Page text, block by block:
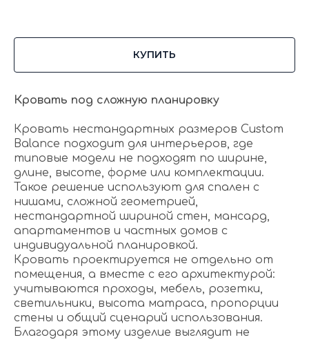
КУПИТЬ
Кровать под сложную планировку
Кровать нестандартных размеров Custom
Balance подходит для интерьеров, где
типовые модели не подходят по ширине,
длине, высоте, форме или комплектации.
Такое решение используют для спален с
нишами, сложной геометрией,
нестандартной шириной стен, мансард,
апартаментов и частных домов с
индивидуальной планировкой.
Кровать проектируется не отдельно от
помещения, а вместе с его архитектурой:
учитываются проходы, мебель, розетки,
светильники, высота матраса, пропорции
стены и общий сценарий использования.
Благодаря этому изделие выглядит не